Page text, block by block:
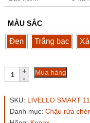
MÀU SẮC
Đen Trắng bạc
Bồn
rửa
Konox
SMART
Mua hàng
SKU: LIVELLO SMART
Danh mục: Chậu rửa